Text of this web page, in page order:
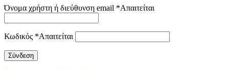
Όνομα χρήστη ή διεύθυνση email *Απαιτείται
Κωδικός *Απαιτείται
Σύνδεση